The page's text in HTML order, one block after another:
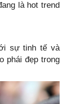
là hot trend
sự tinh tế và
phái đẹp trong